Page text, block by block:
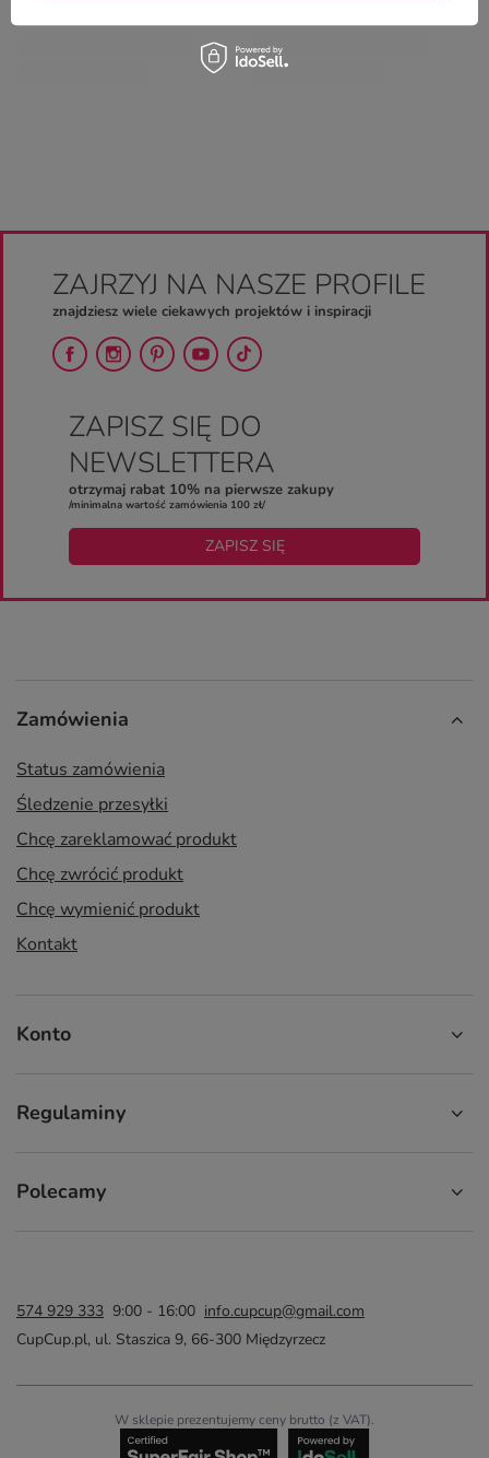
ZAJRZYJ NA NASZE PROFILE
znajdziesz wiele ciekawych projektów i inspiracji
ZAPISZ SIĘ DO
NEWSLETTERA
otrzymaj rabat 10% na pierwsze zakupy
/minimalna wartość zamówienia 100 zł/
ZAPISZ SIĘ
Zamówienia
Status zamówienia
Śledzenie przesyłki
Chcę zareklamować produkt
Chcę zwrócić produkt
Chcę wymienić produkt
Kontakt
Konto
Regulaminy
Polecamy
574 929 333 9:00 - 16:00 info.cupcup@gmail.com
CupCup.pl, ul. Staszica 9, 66-300 Międzyrzecz
W sklepie prezentujemy ceny brutto (z VAT).